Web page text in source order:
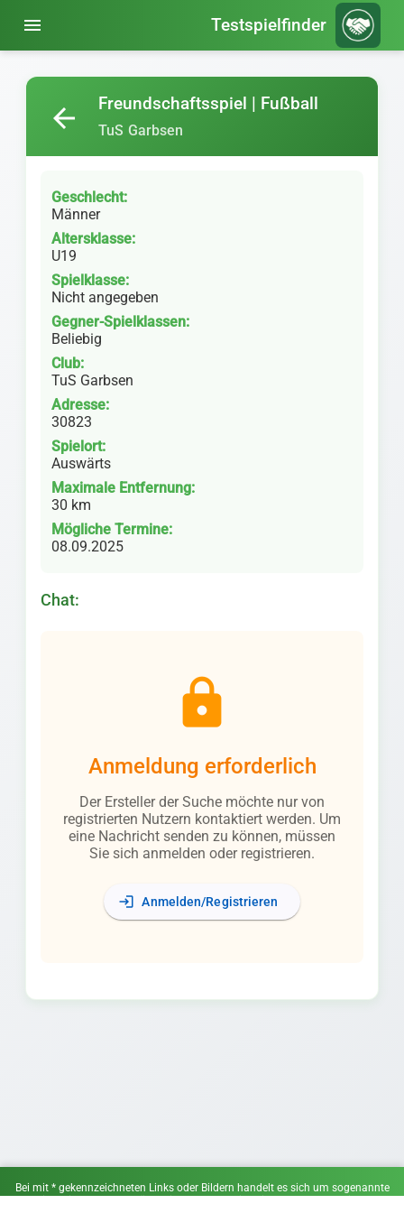
menu Testspielfinder
Freundschaftsspiel | Fußball
TuS Garbsen
arrow_back
Geschlecht:
Männer
Altersklasse:
U19
Spielklasse:
Nicht angegeben
Gegner-Spielklassen:
Beliebig
Club:
TuS Garbsen
Adresse:
30823
Spielort:
Auswärts
Maximale Entfernung:
30 km
Mögliche Termine:
08.09.2025
Chat:
lock
Anmeldung erforderlich
Der Ersteller der Suche möchte nur von
registrierten Nutzern kontaktiert werden. Um
eine Nachricht senden zu können, müssen
Sie sich anmelden oder registrieren.
login Anmelden/Registrieren
Bei mit * gekennzeichneten Links oder Bildern handelt es sich um sogenannte